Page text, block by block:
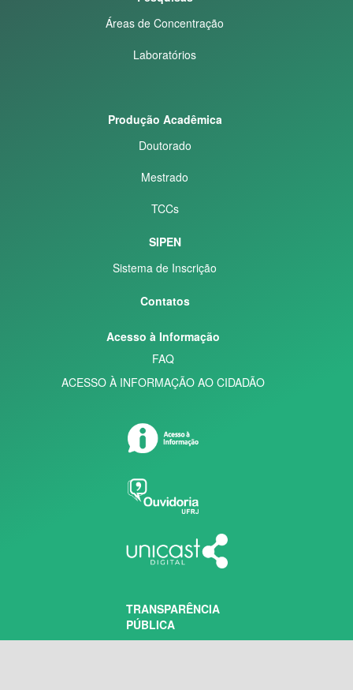
Áreas de Concentração
Laboratórios
Produção Acadêmica
Doutorado
Mestrado
TCCs
SIPEN
Sistema de Inscrição
Contatos
Acesso à Informação
FAQ
ACESSO À INFORMAÇÃO AO CIDADÃO
TRANSPARÊNCIA
PÚBLICA